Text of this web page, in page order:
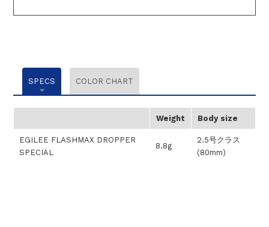
SPECS COLOR CHART
Weight Body size
EGILEE FLASHMAX DROPPER
SPECIAL
8.8g
2.5号クラス
(80mm)